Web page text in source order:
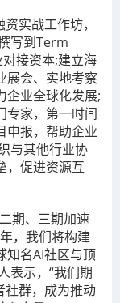
实战工作坊，
写到Term
接资本;建立海
展会、实地考察
企业全球化发展;
专家，第一时间
申报，帮助企业
与其他行业协
，促进资源互
期、三期加速
，我们将构建
知名AI社区与顶
表示，“我们期
社群，成为推动